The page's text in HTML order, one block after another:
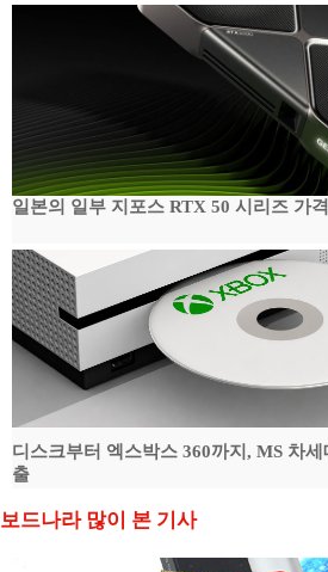
일본의 일부 지포스 RTX 50 시리즈 가
디스크부터 엑스박스 360까지, MS 차
출
보드나라 많이 본 기사